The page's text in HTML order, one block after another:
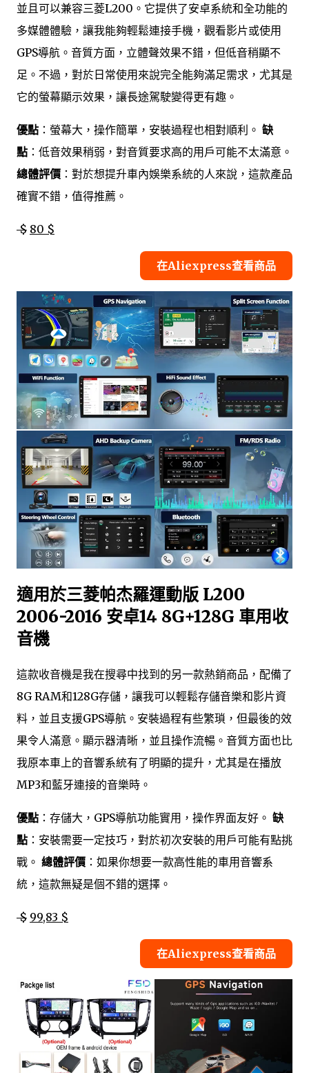
並且可以兼容三菱L200。它提供了安卓系統和全功能的
多媒體體驗，讓我能夠輕鬆連接手機，觀看影片或使用
GPS導航。音質方面，立體聲效果不錯，但低音稍顯不
足。不過，對於日常使用來說完全能夠滿足需求，尤其是
它的螢幕顯示效果，讓長途駕駛變得更有趣。
優點 ：螢幕大，操作簡單，安裝過程也相對順利。 缺
點 ：低音效果稍弱，對音質要求高的用戶可能不太滿意。
總體評價 ：對於想提升車內娛樂系統的人來說，這款產品
確實不錯，值得推薦。
$ 80 $
在Aliexpress查看商品
適用於三菱帕杰羅運動版 L200
2006-2016 安卓14 8G+128G 車用收
音機
這款收音機是我在搜尋中找到的另一款熱銷商品，配備了
8G RAM和128G存儲，讓我可以輕鬆存儲音樂和影片資
料，並且支援GPS導航。安裝過程有些繁瑣，但最後的效
果令人滿意。顯示器清晰，並且操作流暢。音質方面也比
我原本車上的音響系統有了明顯的提升，尤其是在播放
MP3和藍牙連接的音樂時。
優點 ：存儲大，GPS導航功能實用，操作界面友好。 缺
點 ：安裝需要一定技巧，對於初次安裝的用戶可能有點挑
戰。 總體評價 ：如果你想要一款高性能的車用音響系
統，這款無疑是個不錯的選擇。
$ 99,83 $
在Aliexpress查看商品